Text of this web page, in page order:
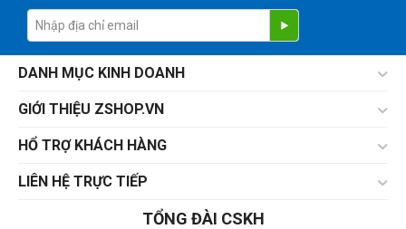
DANH MỤC KINH DOANH
GIỚI THIỆU ZSHOP.VN
HỔ TRỢ KHÁCH HÀNG
LIÊN HỆ TRỰC TIẾP
TỔNG ĐÀI CSKH